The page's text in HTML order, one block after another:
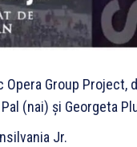
Group
(nai) și Georgeta
Jr.